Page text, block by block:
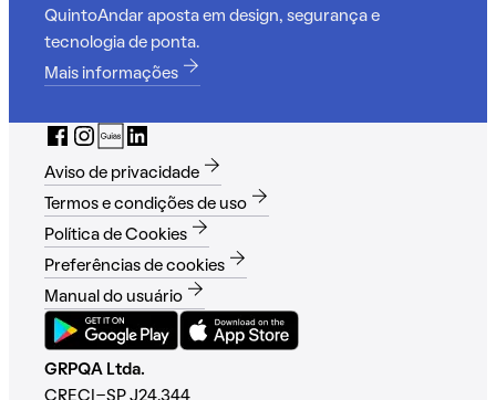
QuintoAndar aposta em design, segurança e
tecnologia de ponta.
Mais informações
Aviso de privacidade
Termos e condições de uso
Política de Cookies
Preferências de cookies
Manual do usuário
GRPQA Ltda.